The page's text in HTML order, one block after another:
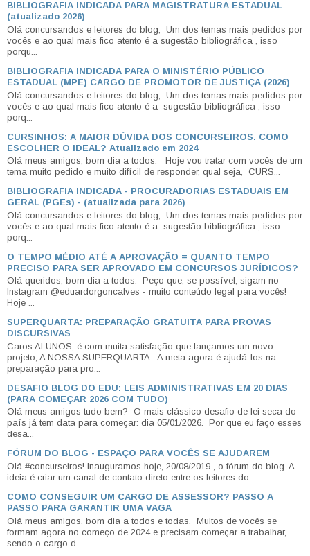
BIBLIOGRAFIA INDICADA PARA MAGISTRATURA ESTADUAL
(atualizado 2026)
Olá concursandos e leitores do blog, Um dos temas mais pedidos por
vocês e ao qual mais fico atento é a sugestão bibliográfica , isso
porqu...
BIBLIOGRAFIA INDICADA PARA O MINISTÉRIO PÚBLICO
ESTADUAL (MPE) CARGO DE PROMOTOR DE JUSTIÇA (2026)
Olá concursandos e leitores do blog, Um dos temas mais pedidos por
vocês e ao qual mais fico atento é a sugestão bibliográfica , isso
porq...
CURSINHOS: A MAIOR DÚVIDA DOS CONCURSEIROS. COMO
ESCOLHER O IDEAL? Atualizado em 2024
Olá meus amigos, bom dia a todos. Hoje vou tratar com vocês de um
tema muito pedido e muito difícil de responder, qual seja, CURS...
BIBLIOGRAFIA INDICADA - PROCURADORIAS ESTADUAIS EM
GERAL (PGEs) - (atualizada para 2026)
Olá concursandos e leitores do blog, Um dos temas mais pedidos por
vocês e ao qual mais fico atento é a sugestão bibliográfica , isso
porq...
O TEMPO MÉDIO ATÉ A APROVAÇÃO = QUANTO TEMPO
PRECISO PARA SER APROVADO EM CONCURSOS JURÍDICOS?
Olá queridos, bom dia a todos. Peço que, se possível, sigam no
Instagram @eduardorgoncalves - muito conteúdo legal para vocês!
Hoje ...
SUPERQUARTA: PREPARAÇÃO GRATUITA PARA PROVAS
DISCURSIVAS
Caros ALUNOS, é com muita satisfação que lançamos um novo
projeto, A NOSSA SUPERQUARTA. A meta agora é ajudá-los na
preparação para pro...
DESAFIO BLOG DO EDU: LEIS ADMINISTRATIVAS EM 20 DIAS
(PARA COMEÇAR 2026 COM TUDO)
Olá meus amigos tudo bem? O mais clássico desafio de lei seca do
país já tem data para começar: dia 05/01/2026. Por que eu faço esses
desa...
FÓRUM DO BLOG - ESPAÇO PARA VOCÊS SE AJUDAREM
Olá #concurseiros! Inauguramos hoje, 20/08/2019 , o fórum do blog. A
ideia é criar um canal de contato direto entre os leitores do ...
COMO CONSEGUIR UM CARGO DE ASSESSOR? PASSO A
PASSO PARA GARANTIR UMA VAGA
Olá meus amigos, bom dia a todos e todas. Muitos de vocês se
formam agora no começo de 2024 e precisam começar a trabalhar,
sendo o cargo d...